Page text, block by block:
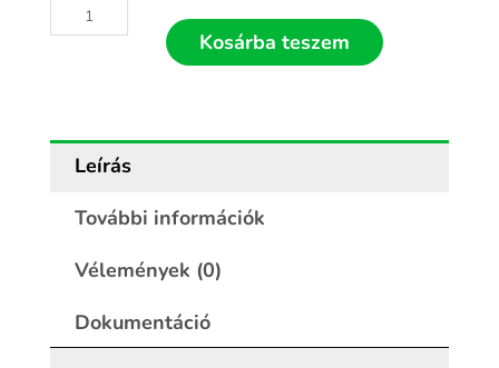
Kosárba teszem
Leírás
További információk
Vélemények (0)
Dokumentáció